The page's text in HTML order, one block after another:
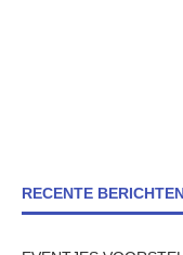
RECENTE